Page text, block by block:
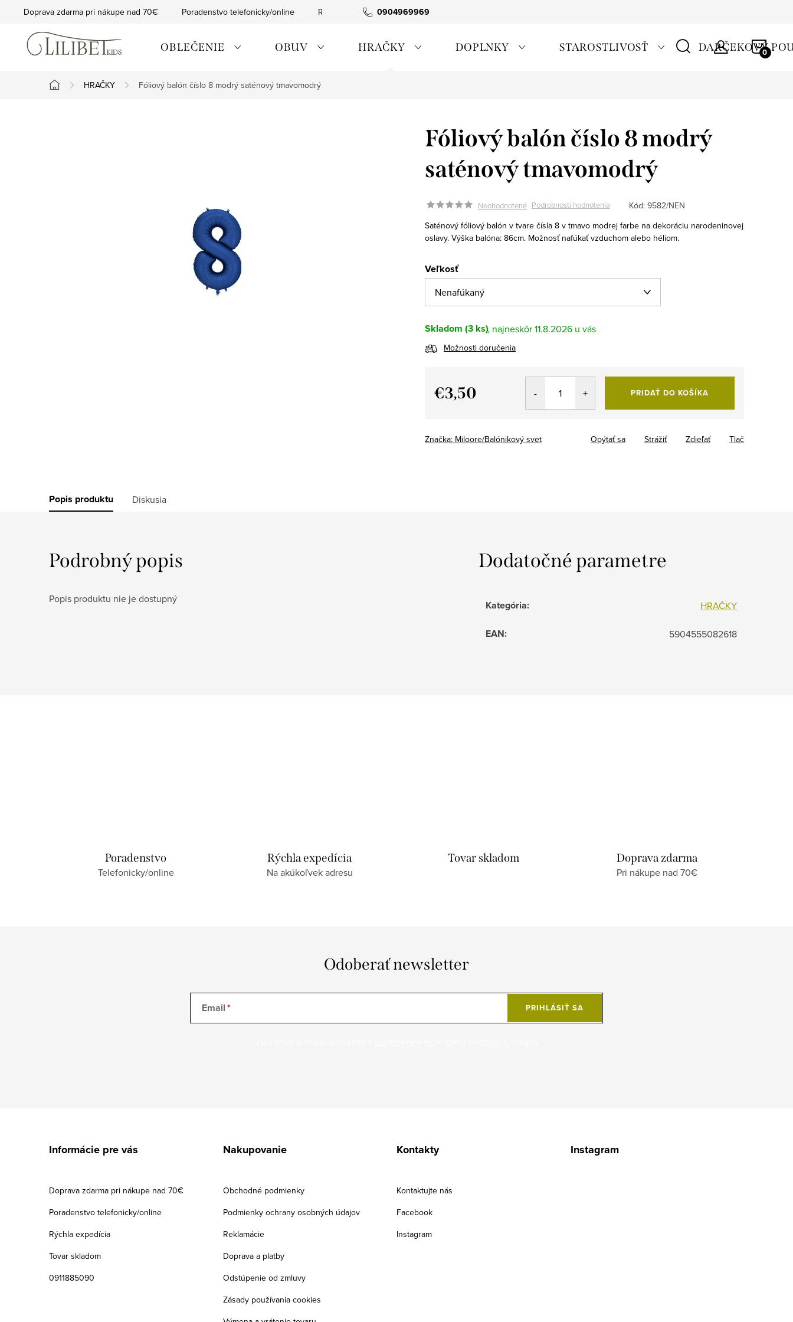
0904969969
Doprava zdarma pri nákupe nad 70€ Poradenstvo telefonicky/online Rýchla expedícia Tovar skladom
OBLEČENIE OBUV HRAČKY DOPLNKY STAROSTLIVOSŤ DARČEKOVÝ
Domov
HRAČKY Fóliový balón číslo 8 modrý saténový tmavomodrý
Fóliový balón číslo 8 modrý
saténový tmavomodrý
Neohodnotené Podrobnosti hodnotenia Kód: 9582/NEN
Saténový fóliový balón v tvare čísla 8 v tmavo modrej farbe na dekoráciu narodeninovej
oslavy. Výška balóna: 86cm. Možnosť nafúkať vzduchom alebo héliom.
Veľkosť
Skladom (3 ks) 11.8.2026
Možnosti doručenia
€3,50 PRIDAŤ DO KOŠÍKA
Značka: Miloore/Balónikový svet Tlač
Opýtať sa Strážiť Zdieľať
Popis produktu Diskusia
Podrobný popis
Popis produktu nie je dostupný
Dodatočné parametre
Kategória: HRAČKY
EAN: 5904555082618
Poradenstvo
Telefonicky/online
Rýchla expedícia
Na akúkoľvek adresu
Tovar skladom Doprava zdarma
Pri nákupe nad 70€
Odoberať newsletter
Email PRIHLÁSIŤ SA
Informácie pre vás
Doprava zdarma pri nákupe nad 70€
Poradenstvo telefonicky/online
Rýchla expedícia
Tovar skladom
0911885090
Nakupovanie
Obchodné podmienky
Podmienky ochrany osobných údajov
Reklamácie
Doprava a platby
Odstúpenie od zmluvy
Zásady používania cookies
Kontakty
Kontaktujte nás
Facebook
Instagram
Instagram